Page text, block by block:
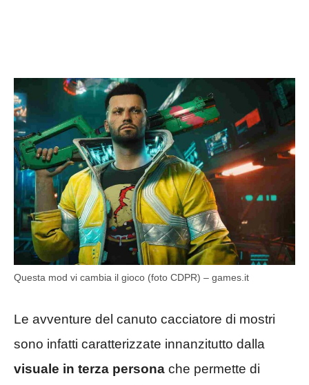
Questa mod vi cambia il gioco (foto CDPR) – games.it
Le avventure del canuto cacciatore di mostri
sono infatti caratterizzate innanzitutto dalla
visuale in terza persona che permette di